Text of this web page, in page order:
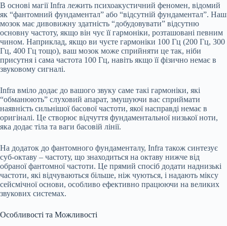
В основі магії Infra лежить психоакустичний феномен, відомий
як “фантомний фундаментал” або “відсутній фундаментал”. Наш
мозок має дивовижну здатність “добудовувати” відсутню
основну частоту, якщо він чує її гармоніки, розташовані певним
чином. Наприклад, якщо ви чуєте гармоніки 100 Гц (200 Гц, 300
Гц, 400 Гц тощо), ваш мозок може сприйняти це так, ніби
присутня і сама частота 100 Гц, навіть якщо її фізично немає в
звуковому сигналі.
Infra вміло додає до вашого звуку саме такі гармоніки, які
“обманюють” слуховий апарат, змушуючи вас сприймати
наявність сильнішої басової частоти, якої насправді немає в
оригіналі. Це створює відчуття фундаментальної низької ноти,
яка додає тіла та ваги басовій лінії.
На додаток до фантомного фундаменталу, Infra також синтезує
суб-октаву – частоту, що знаходиться на октаву нижче від
обраної фантомної частоти. Це прямий спосіб додати наднизькі
частоти, які відчуваються більше, ніж чуються, і надають міксу
сейсмічної основи, особливо ефективно працюючи на великих
звукових системах.
Особливості та Можливості